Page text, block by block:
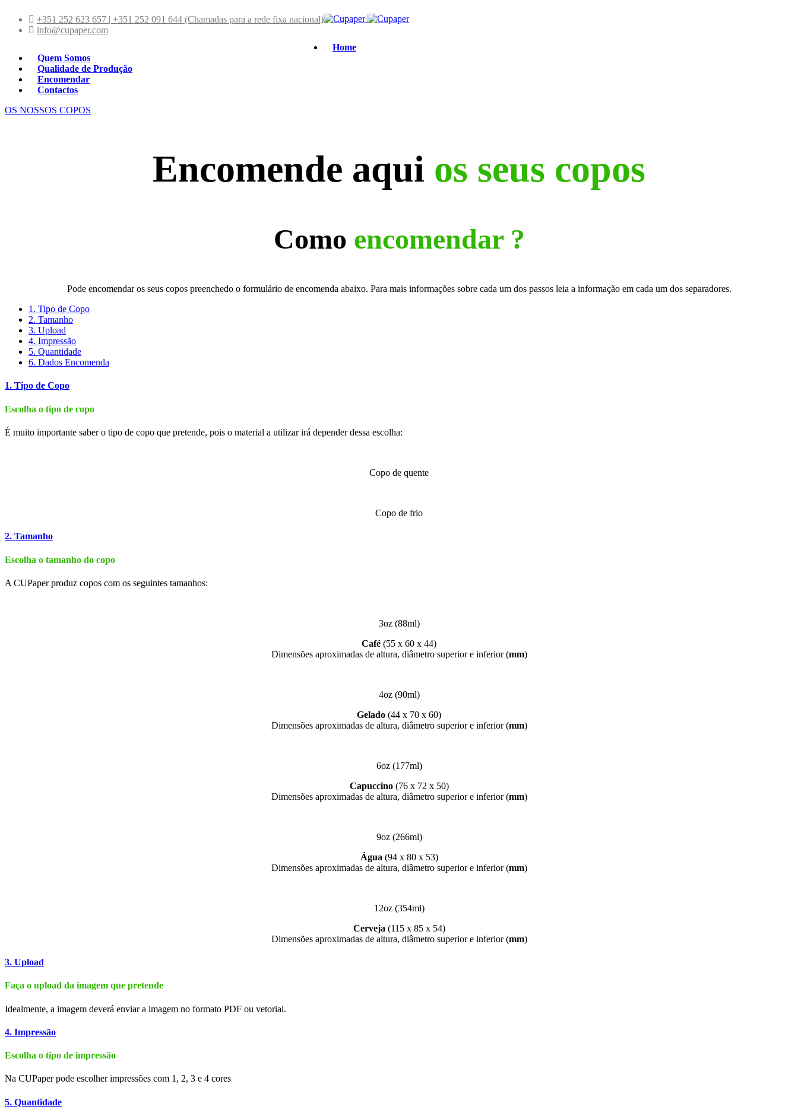
+351 252 623 657 | +351 252 091 644 (Chamadas para a rede fixa nacional)
info@cupaper.com
Home
Quem Somos
Qualidade de Produção
Encomendar
Contactos
OS NOSSOS COPOS
Encomende aqui os seus copos
Como encomendar ?
Pode encomendar os seus copos preenchedo o formulário de encomenda abaixo. Para mais informações sobre cada um dos passos leia a informação em cada um dos separadores.
1. Tipo de Copo
2. Tamanho
3. Upload
4. Impressão
5. Quantidade
6. Dados Encomenda
1. Tipo de Copo
Escolha o tipo de copo
É muito importante saber o tipo de copo que pretende, pois o material a utilizar irá depender dessa escolha:
Copo de quente
Copo de frio
2. Tamanho
Escolha o tamanho do copo
A CUPaper produz copos com os seguintes tamanhos:
3oz (88ml)
Café (55 x 60 x 44)
Dimensões aproximadas de altura, diâmetro superior e inferior (mm)
4oz (90ml)
Gelado (44 x 70 x 60)
Dimensões aproximadas de altura, diâmetro superior e inferior (mm)
6oz (177ml)
Capuccino(76 x 72 x 50)
Dimensões aproximadas de altura, diâmetro superior e inferior (mm)
9oz (266ml)
Água (94 x 80 x 53)
Dimensões aproximadas de altura, diâmetro superior e inferior (mm)
12oz (354ml)
Cerveja (115 x 85 x 54)
Dimensões aproximadas de altura, diâmetro superior e inferior (mm)
3. Upload
Faça o upload da imagem que pretende
Idealmente, a imagem deverá enviar a imagem no formato PDF ou vetorial.
4. Impressão
Escolha o tipo de impressão
Na CUPaper pode escolher impressões com 1, 2, 3 e 4 cores
5. Quantidade